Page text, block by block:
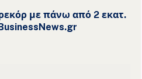
με πάνω από 2 εκατ.